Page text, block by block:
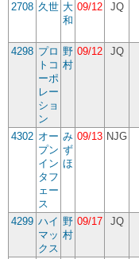
2708 久世 大
和
09/12 JQ
4298 プロ
トコ
ーポ
レー
ショ
ン
野
村
09/12 JQ
4302 オー
プン
イン
タフ
ェー
ス
み
ず
ほ
09/13 NJG
4299 ハイ
マッ
クス
野
村
09/17 JQ